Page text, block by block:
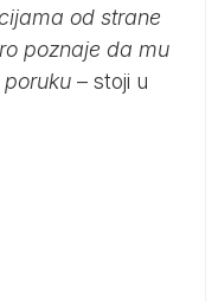
od strane
poznaje da mu
– stoji u